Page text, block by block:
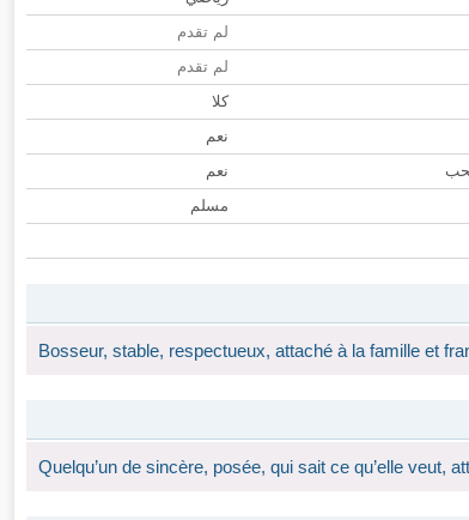
لم تقدم
لم تقدم
كلا
نعم
نعم
مسلم
Bosseur, stable, respectueux, attaché à la famille et
Quelqu’un de sincère, posée, qui sait ce qu’elle veut,